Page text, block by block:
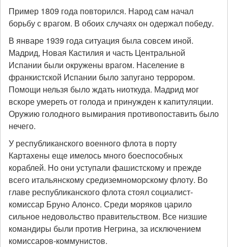
Пример 1809 года повторился. Народ сам начал
борьбу с врагом. В обоих случаях он одержал победу.
В январе 1939 года ситуация была совсем иной.
Мадрид, Новая Кастилия и часть Центральной
Испании были окружены врагом. Население в
франкистской Испании было запугано террором.
Помощи нельзя было ждать ниоткуда. Мадрид мог
вскоре умереть от голода и принужден к капитуляции.
Оружию голодного вымирания противопоставить было
нечего.
У республиканского военного флота в порту
Картахены еще имелось много боеспособных
кораблей. Но они уступали фашистскому и прежде
всего итальянскому средиземноморскому флоту. Во
главе республиканского флота стоял социалист-
комиссар Бруно Алонсо. Среди моряков царило
сильное недовольство правительством. Все низшие
командиры были против Негрина, за исключением
комиссаров-коммунистов.